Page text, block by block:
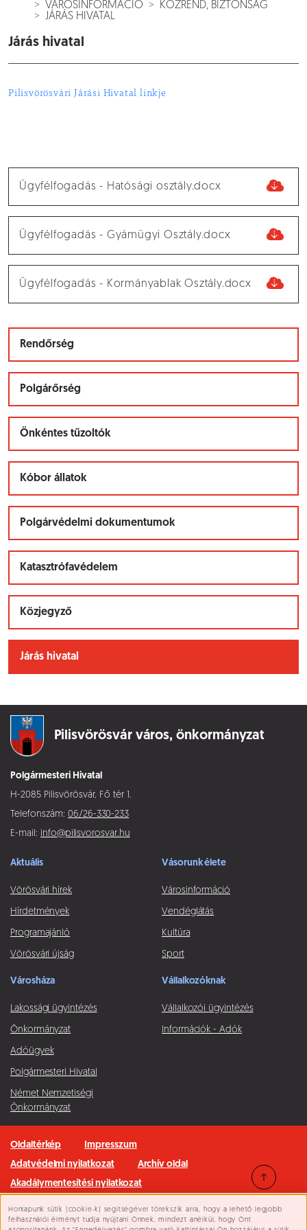
Süti beállítások
Honlapunk sütik (cookie-k) segítségével törekszik arra, hogy a lehető legjobb
felhasználói élményt tudja nyújtani Önnek, mindezt anélkül, hogy Önt
VÁROSINFORMÁCIÓ
KÖZREND, BIZTONSÁG
JÁRÁS HIVATAL
Járás hivatal
Pilisvörösvári Járási Hivatal linkje
Ügyfélfogadás - Hatósági osztály.docx
Ügyfélfogadás - Gyámügyi Osztály.docx
Ügyfélfogadás - Kormányablak Osztály.docx
Rendőrség
Polgárőrség
Önkéntes tűzoltók
Kóbor állatok
Polgárvédelmi dokumentumok
Katasztrófavédelem
Közjegyző
Járás hivatal
Pilisvörösvár város, önkormányzat
Polgármesteri Hivatal
H-2085 Pilisvörösvár, Fő tér 1.
Telefonszám: 06/26-330-233
E-mail: info@pilisvorosvar.hu
Aktuális
Vörösvári hírek
Hírdetmények
Programajánló
Vörösvári újság
Vásorunk élete
Városinformáció
Vendéglátás
Kultúra
Sport
Városháza
Lakossági ügyintézés
Önkormányzat
Adóügyek
Polgármesteri Hivatal
Német Nemzetiségi
Önkormányzat
Vállalkozóknak
Vállalkozói ügyintézés
Információk - Adók
Oldaltérkép
Impresszum
Adatvédelmi nyilatkozat
Archív oldal
Akadálymentesítési nyilatkozat
Minden jog fenntartva © 2026 Pilisvörösvár Város